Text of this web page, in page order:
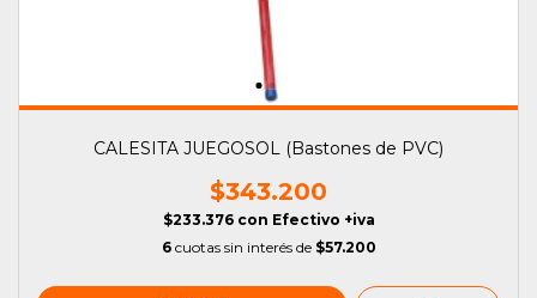
CALESITA JUEGOSOL (Bastones de PVC)
$343.200
$233.376 con Efectivo +iva
6 cuotas sin interés de $57.200